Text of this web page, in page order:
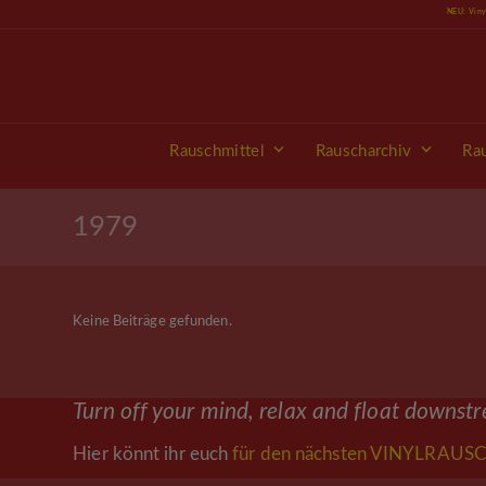
NEU:
Rauschmittel Rauscharchiv
1979
Keine Beiträge gefunden.
Turn off your mind, relax and float
Hier könnt ihr euchfür den nächsten